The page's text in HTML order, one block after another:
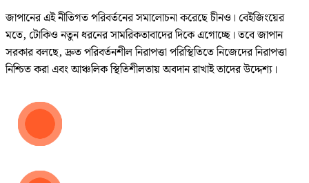
জাপানের এই নীতিগত পরিবর্তনের সমালোচনা করেছে চীনও। বেইজিংয়ের
মতে, টোকিও নতুন ধরনের সামরিকতাবাদের দিকে এগোচ্ছে। তবে জাপান
সরকার বলছে, দ্রুত পরিবর্তনশীল নিরাপত্তা পরিস্থিতিতে নিজেদের নিরাপত্তা
নিশ্চিত করা এবং আঞ্চলিক স্থিতিশীলতায় অবদান রাখাই তাদের উদ্দেশ্য।